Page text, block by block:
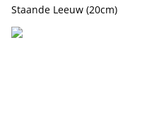
Staande Leeuw (20cm)